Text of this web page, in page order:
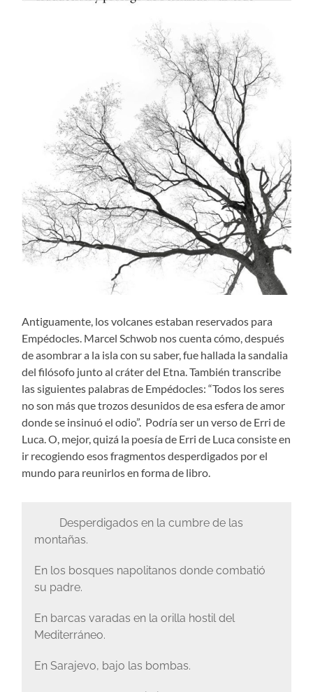
Antiguamente, los volcanes estaban reservados para
Empédocles. Marcel Schwob nos cuenta cómo, después
de asombrar a la isla con su saber, fue hallada la sandalia
del filósofo junto al cráter del Etna. También transcribe
las siguientes palabras de Empédocles: “Todos los seres
no son más que trozos desunidos de esa esfera de amor
donde se insinuó el odio”. Podría ser un verso de Erri de
Luca. O, mejor, quizá la poesía de Erri de Luca consiste en
ir recogiendo esos fragmentos desperdigados por el
mundo para reunirlos en forma de libro.
Desperdigados en la cumbre de las
montañas.
En los bosques napolitanos donde combatió
su padre.
En barcas varadas en la orilla hostil del
Mediterráneo.
En Sarajevo, bajo las bombas.